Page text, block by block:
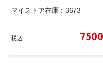
マイストア在庫： 3673
税込 7500